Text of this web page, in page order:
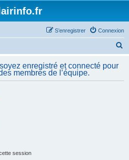
Connexion
S’enregistrer
h
enregistré et connecté pour
membres de l’équipe.
session